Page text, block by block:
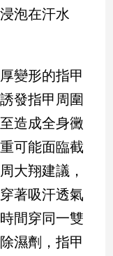
泡在汗水
變形的指甲
發指甲周圍
造成全身黴
可能面臨截
大翔建議，
著吸汗透氣
間穿同一雙
濕劑，指甲